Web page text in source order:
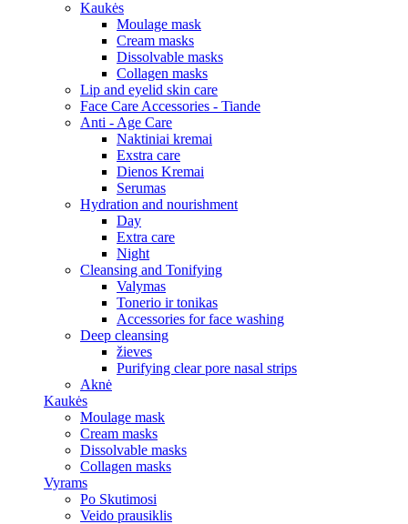
Kaukės
Moulage mask
Cream masks
Dissolvable masks
Collagen masks
Lip and eyelid skin care
Face Care Accessories - Tiande
Anti - Age Care
Naktiniai kremai
Exstra care
Dienos Kremai
Serumas
Hydration and nourishment
Day
Extra care
Night
Cleansing and Tonifying
Valymas
Tonerio ir tonikas
Accessories for face washing
Deep cleansing
žieves
Purifying clear pore nasal strips
Aknė
Kaukės
Moulage mask
Cream masks
Dissolvable masks
Collagen masks
Vyrams
Po Skutimosi
Veido prausiklis